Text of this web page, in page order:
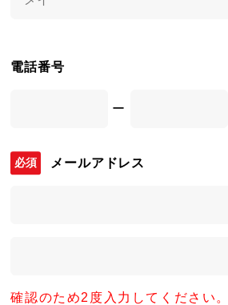
電話番号
ー
メールアドレス
確認のため2度入力してください。